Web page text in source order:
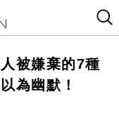
被嫌棄的7種
為幽默！